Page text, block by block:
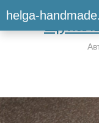
helga-